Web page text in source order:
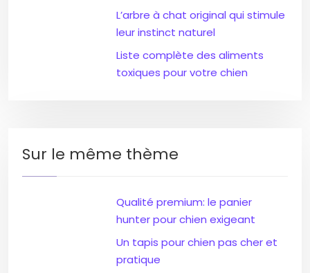
L’arbre à chat original qui stimule
leur instinct naturel
Liste complète des aliments
toxiques pour votre chien
Sur le même thème
Qualité premium: le panier
hunter pour chien exigeant
Un tapis pour chien pas cher et
pratique